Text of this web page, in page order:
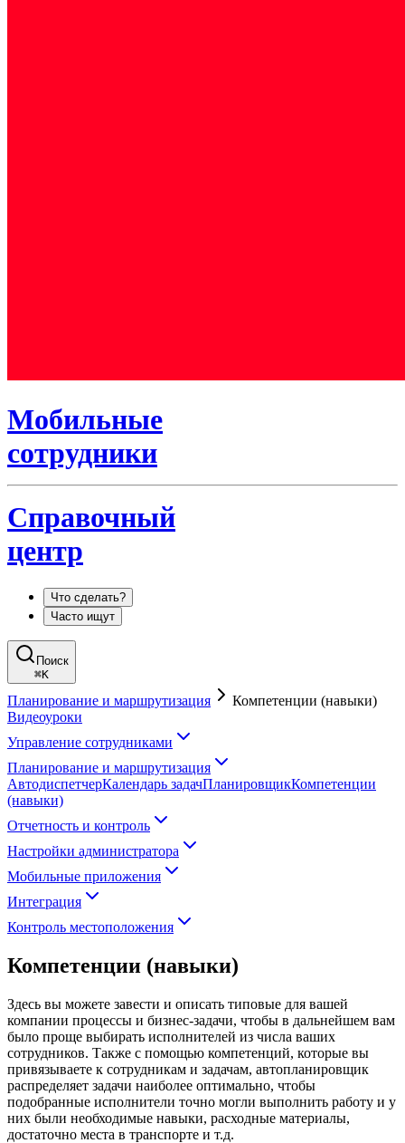
Мобильные
сотрудники
Справочный
центр
Что сделать?
Часто ищут
Поиск
⌘K
Планирование и маршрутизация
Компетенции (навыки)
Видеоуроки
Управление сотрудниками
Планирование и маршрутизация
АвтодиспетчерКалендарь задачПланировщикКомпетенции
(навыки)
Отчетность и контроль
Настройки администратора
Мобильные приложения
Интеграция
Контроль местоположения
Компетенции (навыки)
Здесь вы можете завести и описать типовые для вашей
компании процессы и бизнес-задачи, чтобы в дальнейшем вам
было проще выбирать исполнителей из числа ваших
сотрудников. Также с помощью компетенций, которые вы
привязываете к сотрудникам и задачам, автопланировщик
распределяет задачи наиболее оптимально, чтобы
подобранные исполнители точно могли выполнить работу и у
них были необходимые навыки, расходные материалы,
достаточно места в транспорте и т.д.